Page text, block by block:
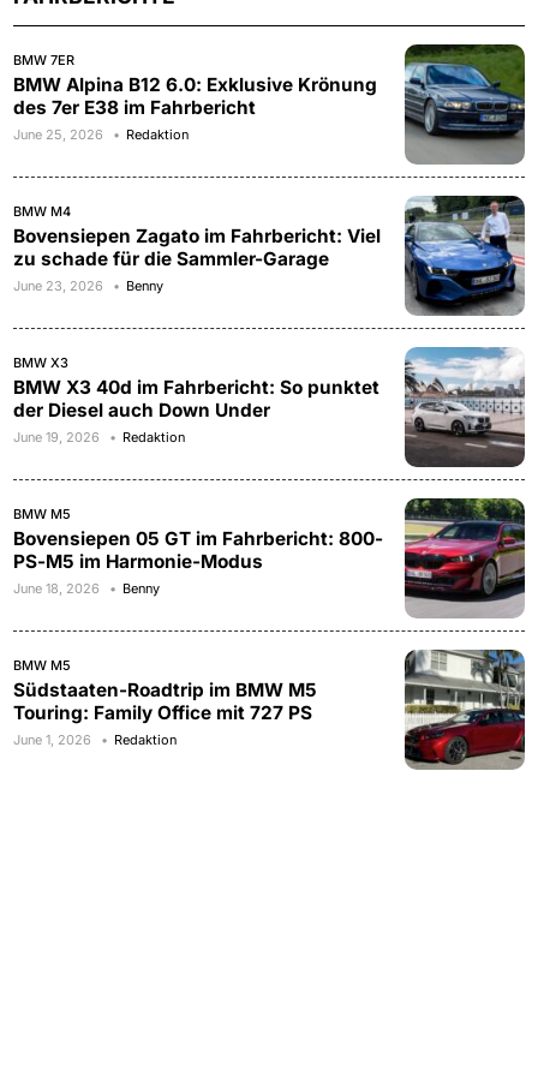
BMW 7ER
BMW Alpina B12 6.0: Exklusive Krönung
des 7er E38 im Fahrbericht
June 25, 2026 Redaktion
BMW M4
Bovensiepen Zagato im Fahrbericht: Viel
zu schade für die Sammler-Garage
June 23, 2026 Benny
BMW X3
BMW X3 40d im Fahrbericht: So punktet
der Diesel auch Down Under
June 19, 2026 Redaktion
BMW M5
Bovensiepen 05 GT im Fahrbericht: 800-
PS-M5 im Harmonie-Modus
June 18, 2026 Benny
BMW M5
Südstaaten-Roadtrip im BMW M5
Touring: Family Office mit 727 PS
June 1, 2026 Redaktion